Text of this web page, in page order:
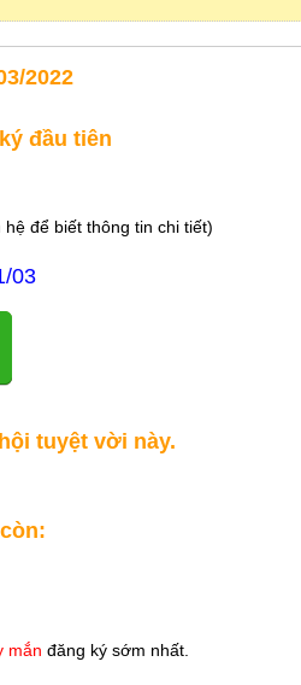
2022
đầu tiên
để biết thông tin chi tiết)
03
tuyệt vời này.
mắn đăng ký sớm nhất.